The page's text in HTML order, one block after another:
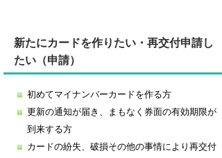
新たにカードを作りたい・再交付申請し
たい（申請）
初めてマイナンバーカードを作る方
更新の通知が届き、まもなく券面の有効期限が
到来する方
カードの紛失、破損その他の事情により再交付